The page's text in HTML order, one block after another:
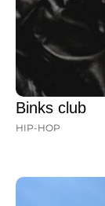
Binks club
HIP-HOP